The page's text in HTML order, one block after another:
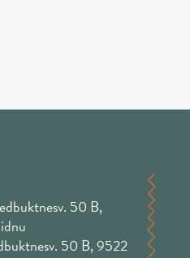
50 B,
50 B, 9522